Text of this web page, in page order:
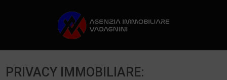
PRIVACY IMMOBILIARE: